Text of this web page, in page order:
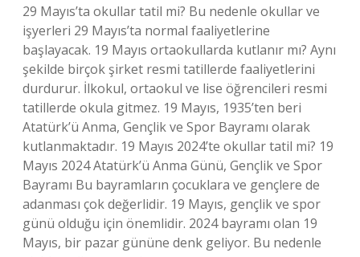
29 Mayıs’ta okullar tatil mi? Bu nedenle okullar ve
işyerleri 29 Mayıs’ta normal faaliyetlerine
başlayacak. 19 Mayıs ortaokullarda kutlanır mı? Aynı
şekilde birçok şirket resmi tatillerde faaliyetlerini
durdurur. İlkokul, ortaokul ve lise öğrencileri resmi
tatillerde okula gitmez. 19 Mayıs, 1935’ten beri
Atatürk’ü Anma, Gençlik ve Spor Bayramı olarak
kutlanmaktadır. 19 Mayıs 2024’te okullar tatil mi? 19
Mayıs 2024 Atatürk’ü Anma Günü, Gençlik ve Spor
Bayramı Bu bayramların çocuklara ve gençlere de
adanması çok değerlidir. 19 Mayıs, gençlik ve spor
günü olduğu için önemlidir. 2024 bayramı olan 19
Mayıs, bir pazar gününe denk geliyor. Bu nedenle